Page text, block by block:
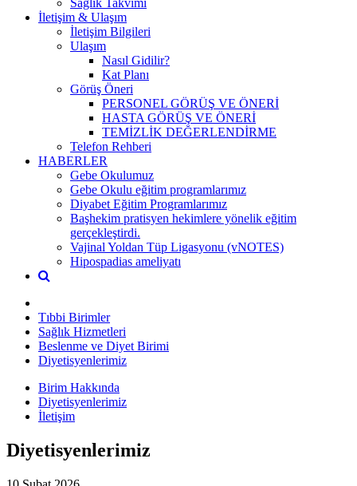
İletişim & Ulaşım
İletişim Bilgileri
Ulaşım
Nasıl Gidilir?
Kat Planı
Görüş Öneri
PERSONEL GÖRÜŞ VE ÖNERİ
HASTA GÖRÜŞ VE ÖNERİ
TEMİZLİK DEĞERLENDİRME
Telefon Rehberi
HABERLER
Gebe Okulumuz
Gebe Okulu eğitim programlarımız
Diyabet Eğitim Programlarımız
Başhekim pratisyen hekimlere yönelik eğitim
gerçekleştirdi.
Vajinal Yoldan Tüp Ligasyonu (vNOTES)
Hipospadias ameliyatı
Tıbbi Birimler
Sağlık Hizmetleri
Beslenme ve Diyet Birimi
Diyetisyenlerimiz
Birim Hakkında
Diyetisyenlerimiz
İletişim
Diyetisyenlerimiz